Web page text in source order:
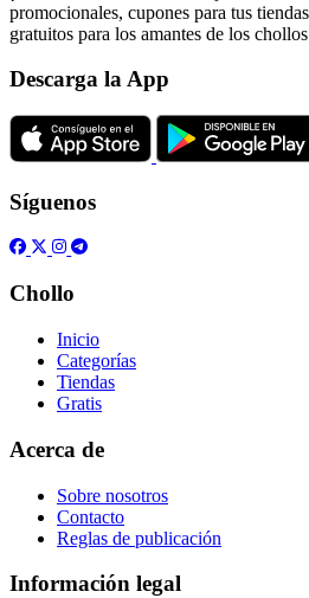
promocionales, cupones para tus
gratuitos para los amantes de los
Descarga la App
Síguenos
Chollo
Inicio
Categorías
Tiendas
Gratis
Acerca de
Sobre nosotros
Contacto
Reglas de publicación
Información legal